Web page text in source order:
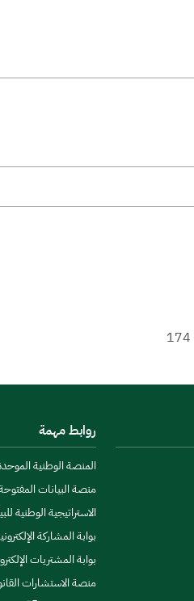
174
روابط مهمة
المنصة الوطنية
منصة البيانات
الاستراتيجية الوطنية
بوابة المشاركة
بوابة المشتريات
منصة الاستشارات